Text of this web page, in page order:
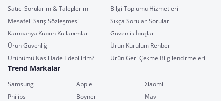
Satıcı Sorularım & Taleplerim
Bilgi Toplumu Hizmetleri
Mesafeli Satış Sözleşmesi
Sıkça Sorulan Sorular
Kampanya Kupon Kullanımları
Güvenlik İpuçları
Ürün Güvenliği
Ürün Kurulum Rehberi
Ürünümü Nasıl İade Edebilirim?
Ürün Geri Çekme Bilgilendirmeleri
Trend Markalar
Samsung Apple
Xiaomi
Philips
Boyner
Mavi